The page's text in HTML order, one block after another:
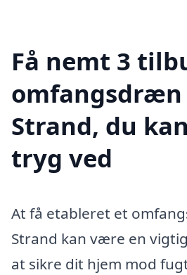
Få nemt 3
omfangsdræn
Strand, du
tryg ved
At få etableret et
Strand kan være en
at sikre dit hjem mod